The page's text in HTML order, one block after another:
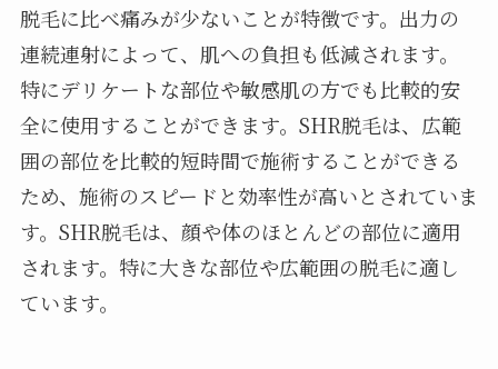
脱毛に比べ痛みが少ないことが特徴です。出力の
連続連射によって、肌への負担も低減されます。
特にデリケートな部位や敏感肌の方でも比較的安
全に使用することができます。SHR脱毛は、広範
囲の部位を比較的短時間で施術することができる
ため、施術のスピードと効率性が高いとされていま
す。SHR脱毛は、顔や体のほとんどの部位に適用
されます。特に大きな部位や広範囲の脱毛に適し
ています。